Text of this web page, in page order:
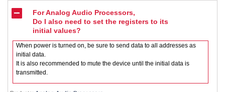
For Analog Audio Processors,
Do I also need to set the registers to its
initial values?
When power is turned on, be sure to send data to all addresses as
initial data.
It is also recommended to mute the device until the initial data is
transmitted.